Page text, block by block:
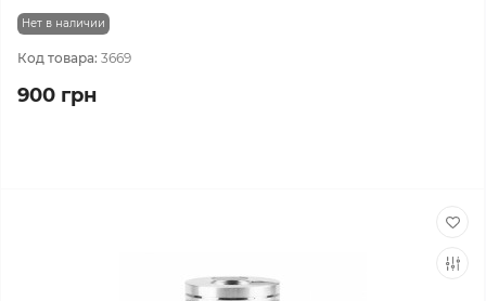
Нет в наличии
Код товара: 3669
900 грн